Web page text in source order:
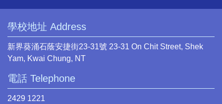
學校地址 Address
新界葵涌石蔭安捷街23-31號 23-31 On Chit Street, Shek
Yam, Kwai Chung, NT
電話 Telephone
2429 1221